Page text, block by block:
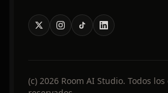
(c) 2026 Room AI Studio. Todos